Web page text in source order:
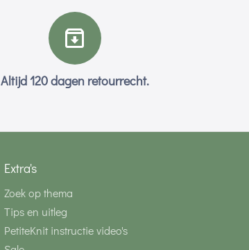
Altijd 120 dagen retourrecht.
Extra's
Zoek op thema
Tips en uitleg
PetiteKnit instructie video's